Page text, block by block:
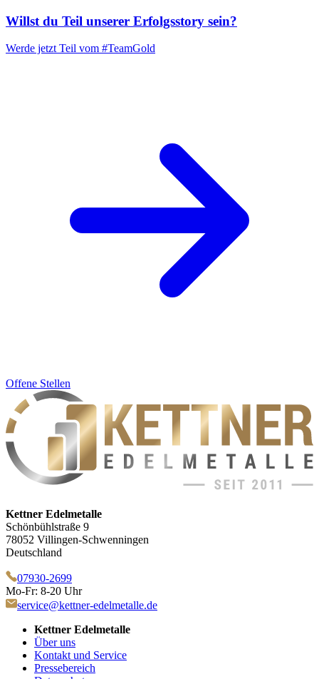
Willst du Teil unserer Erfolgsstory sein?
Werde jetzt Teil vom #TeamGold
Offene Stellen
Kettner Edelmetalle
Schönbühlstraße 9
78052 Villingen-Schwenningen
Deutschland
07930-2699
Mo-Fr: 8-20 Uhr
service@kettner-edelmetalle.de
Kettner Edelmetalle
Über uns
Kontakt und Service
Pressebereich